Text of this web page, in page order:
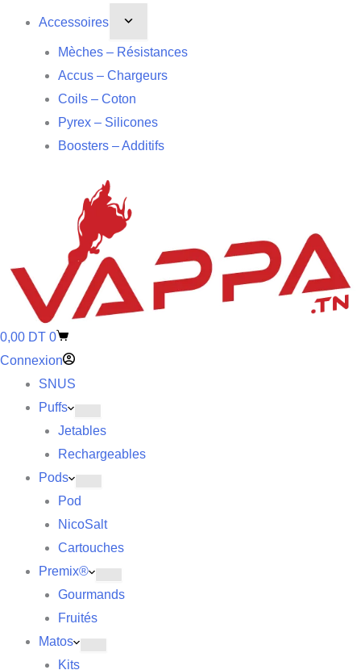
Accessoires
Mèches – Résistances
Accus – Chargeurs
Coils – Coton
Pyrex – Silicones
Boosters – Additifs
0,00 DT 0
Connexion
SNUS
Puffs
Jetables
Rechargeables
Pods
Pod
NicoSalt
Cartouches
Premix®
Gourmands
Fruités
Matos
Kits